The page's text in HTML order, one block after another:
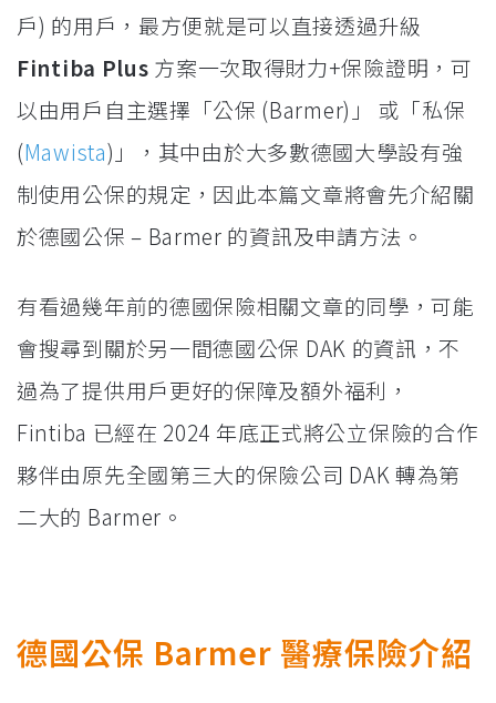
戶) 的用戶，最方便就是可以直接透過升級
Fintiba Plus 方案一次取得財力+保險證明，可
以由用戶自主選擇「公保 (Barmer)」 或「私保
(Mawista)」，其中由於大多數德國大學設有強
制使用公保的規定，因此本篇文章將會先介紹關
於德國公保 – Barmer 的資訊及申請方法。
有看過幾年前的德國保險相關文章的同學，可能
會搜尋到關於另一間德國公保 DAK 的資訊，不
過為了提供用戶更好的保障及額外福利，
Fintiba 已經在 2024 年底正式將公立保險的合作
夥伴由原先全國第三大的保險公司 DAK 轉為第
二大的 Barmer。
德國公保 Barmer 醫療保險介紹